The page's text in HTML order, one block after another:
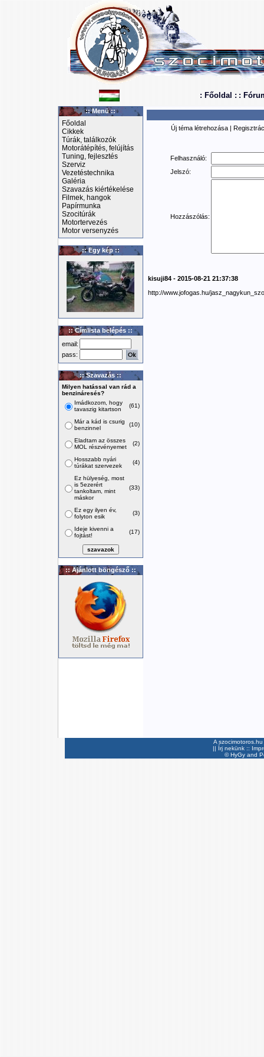
: Főoldal : :
:: Menü ::
Főoldal
Cikkek
Túrák, találkozók
Motorátépítés, felújítás
Tuning, fejlesztés
Szerviz
Vezetéstechnika
Galéria
Szavazás kiértékelése
Filmek, hangok
Papírmunka
Szocitúrák
Motortervezés
Motor versenyzés
:: Egy kép ::
:: Címlista belépés ::
email:
pass:
:: Szavazás ::
Milyen hatással van rád a
benzináresés?
Imádkozom, hogy
tavaszig kitartson
(61)
Már a kád is csurig
benzinnel
(10)
Eladtam az összes
MOL részvényemet
(2)
Hosszabb nyári
túrákat szervezek
(4)
Ez hülyeség, most
is 5ezerért
tankoltam, mint
máskor
(33)
Ez egy ilyen év,
folyton esik
(3)
Ideje kivenni a
fojtást!
(17)
:: Ajánlott böngésző ::
Új téma létrehozása |
Felhasználó:
Jelszó:
Hozzászólás:
kisuji84 - 2015-08-21 21:37:38
http://www.jofogas.hu/
A
|| Írj nekünk ::
©HyGyand